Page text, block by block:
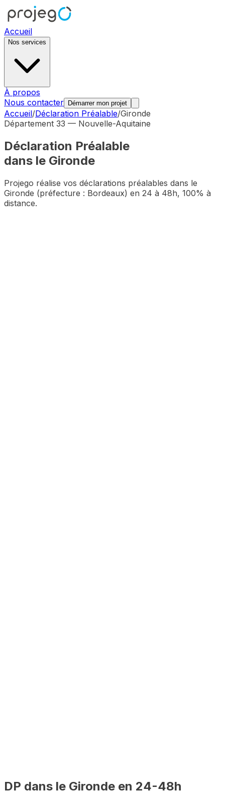
Accueil
Nos services
À propos
Nous contacter
Démarrer mon projet
Accueil/Déclaration Préalable/Gironde
Département 33 — Nouvelle-Aquitaine
Déclaration Préalable
dans le Gironde
Projego réalise vos déclarations préalables dans le
Gironde (préfecture : Bordeaux) en 24 à 48h, 100% à
distance.
DP dans le Gironde en 24-48h